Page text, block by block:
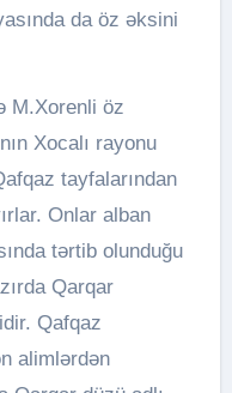
da öz əksini
M.Xorenli öz
Xocalı rayonu
tayfalarından
Onlar alban
tərtib olunduğu
Qarqar
Qafqaz
alimlərdən